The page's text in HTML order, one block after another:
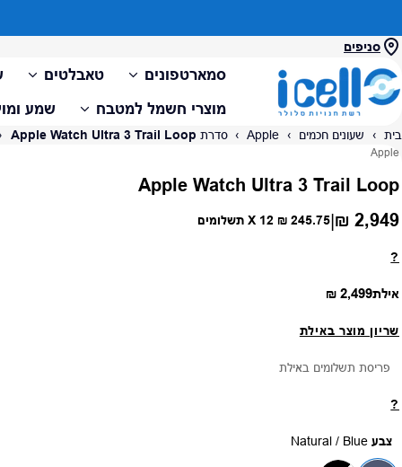
סניפים
סמארטפונים טאבלטים
מוצרי חשמל למטבח
שמע
בית › שעונים חכמים ›
Apple
› סדרת Apple Watch Ultra Apple Watch Ultra 3 Trail Loop
ספק:
Apple
Apple Watch Ultra 3 Trail Loop
מחיר רגיל
2,949 ₪
|
245.75 ₪ X 12 תשלומים
?
אילתמחיר רגיל
2,499 ₪
שריון מוצר באילת
פריסת תשלומים באילת
?
צבע Natural / Blue